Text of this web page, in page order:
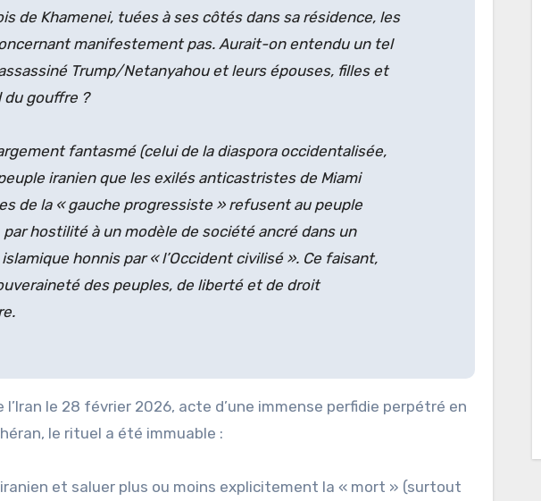
de Khamenei, tuées à ses côtés dans sa résidence, les
manifestement pas. Aurait-on entendu un tel
Trump/Netanyahou et leurs épouses, filles et
gouffre ?
fantasmé (celui de la diaspora occidentalisée,
iranien que les exilés anticastristes de Miami
de la « gauche progressiste » refusent au peuple
hostilité à un modèle de société ancré dans un
honnis par « l’Occident civilisé ». Ce faisant,
des peuples, de liberté et de droit
le rituel a été immuable :
et saluer plus ou moins explicitement la « mort » (surtout